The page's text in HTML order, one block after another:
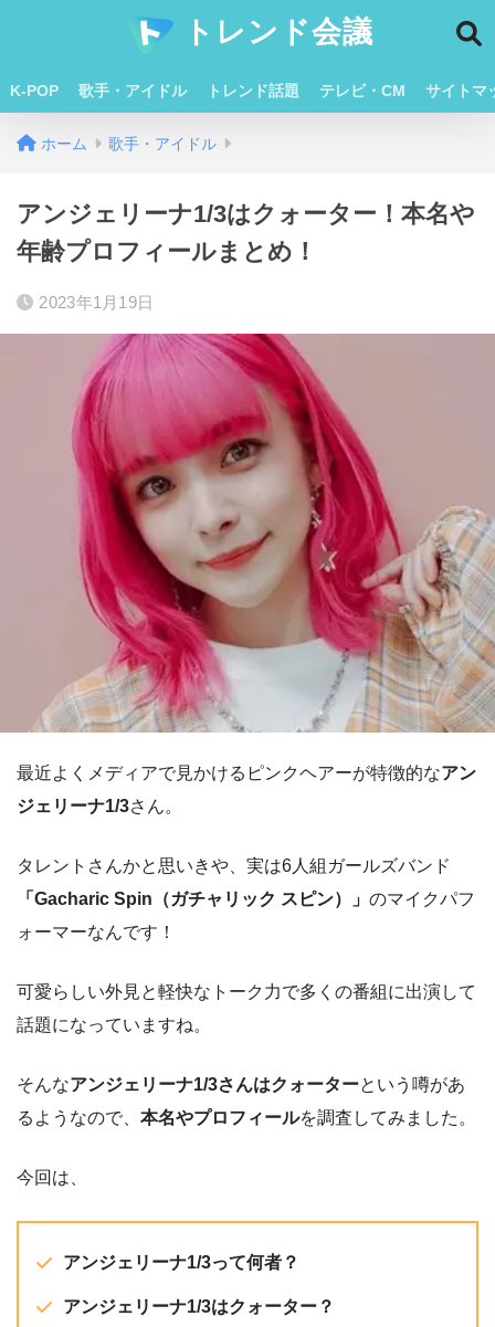
トレンド会議
K-POP 歌手・アイドル トレンド話題 テレビ・CM サイトマ
ホーム 歌手・アイドル
アンジェリーナ1/3はクォーター！本名や
年齢プロフィールまとめ！
2023年1月19日
最近よくメディアで見かけるピンクヘアーが特徴的なアン
ジェリーナ1/3さん。
タレントさんかと思いきや、実は6人組ガールズバンド
「Gacharic Spin（ガチャリック スピン）」 のマイクパフ
ォーマーなんです！
可愛らしい外見と軽快なトーク力で多くの番組に出演して
話題になっていますね。
そんなアンジェリーナ1/3さんはクォーターという噂があ
るようなので、 本名やプロフィールを調査してみました。
今回は、
アンジェリーナ1/3って何者？
アンジェリーナ1/3はクォーター？